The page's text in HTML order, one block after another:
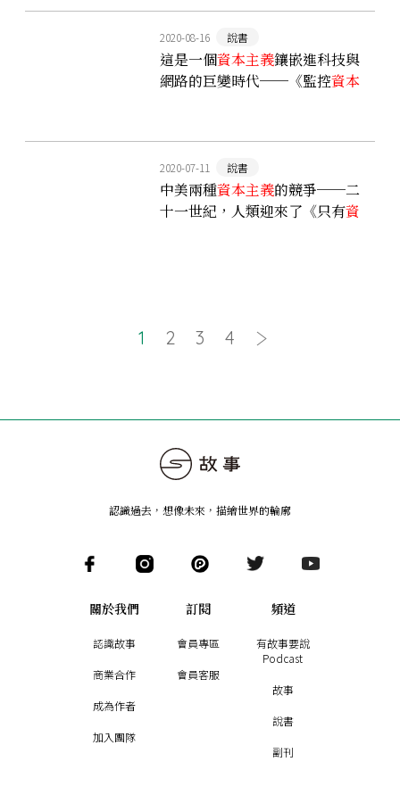
2020-08-16 說書
這是一個資本主義鑲嵌進科技與
網路的巨變時代──《監控資本
2020-07-11 說書
中美兩種資本主義的競爭──二
十一世紀，人類迎來了《只有資
1 2 3 4
認識過去，想像未來 ， 描繪世界的輪廓
關於我們
認識故事
商業合作
成為作者
加入團隊
訂閱
會員專區
會員客服
頻道
有故事要說
Podcast
故事
說書
副刊